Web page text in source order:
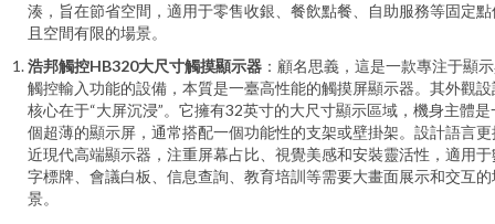
湊，旨在節省空間，適用于零售收銀、餐飲點餐、自助服務等固定點
且空間有限的場景。
浩邦觸控HB320大尺寸觸摸顯示器 ：顧名思義，這是一款專注于顯
觸控輸入功能的設備，本質是一臺高性能的觸摸屏顯示器。其外觀設
核心在于“大屏沉浸”。它擁有32英寸的大尺寸顯示區域，機身主體是
個超薄的顯示屏，通常搭配一個功能性的支架或壁掛架。設計語言更
近現代高端顯示器，注重屏幕占比、視覺美感和安裝靈活性，適用于
字標牌、會議白板、信息查詢、教育培訓等需要大畫面展示和交互的
景。